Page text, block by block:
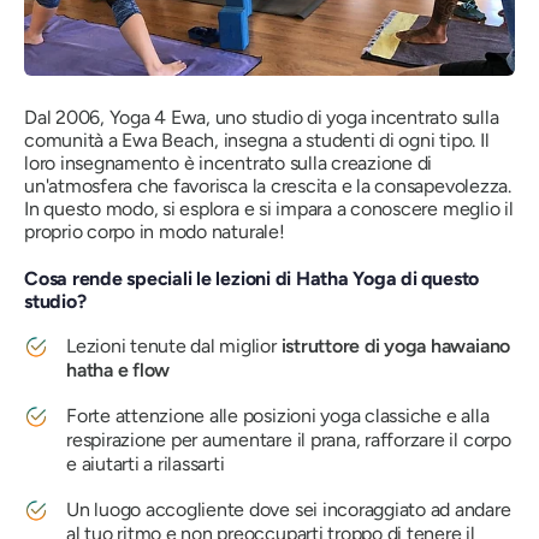
Dal 2006, Yoga 4 Ewa, uno studio di yoga incentrato sulla
comunità a Ewa Beach, insegna a studenti di ogni tipo. Il
loro insegnamento è incentrato sulla creazione di
un'atmosfera che favorisca la crescita e la consapevolezza.
In questo modo, si esplora e si impara a conoscere meglio il
proprio corpo in modo naturale!
Cosa rende speciali le lezioni di Hatha Yoga di questo
studio?
Lezioni tenute dal miglior istruttore di yoga hawaiano
hatha e flow
Forte attenzione alle posizioni yoga classiche e alla
respirazione per aumentare il prana, rafforzare il corpo
e aiutarti a rilassarti
Un luogo accogliente dove sei incoraggiato ad andare
al tuo ritmo e non preoccuparti troppo di tenere il